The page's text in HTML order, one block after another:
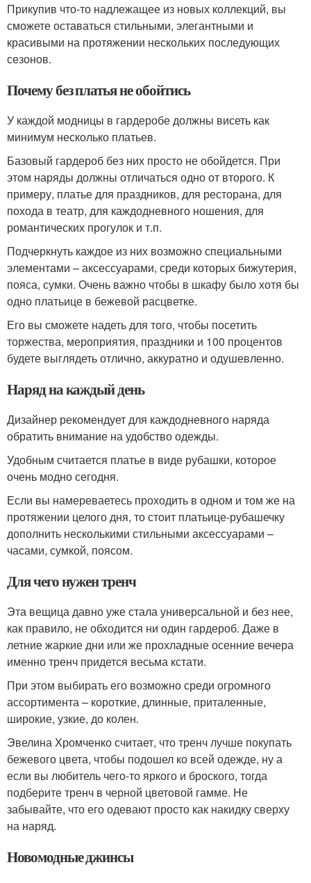
Прикупив что-то надлежащее из новых коллекций, вы
сможете оставаться стильными, элегантными и
красивыми на протяжении нескольких последующих
сезонов.
Почему без платья не обойтись
У каждой модницы в гардеробе должны висеть как
минимум несколько платьев.
Базовый гардероб без них просто не обойдется. При
этом наряды должны отличаться одно от второго. К
примеру, платье для праздников, для ресторана, для
похода в театр, для каждодневного ношения, для
романтических прогулок и т.п.
Подчеркнуть каждое из них возможно специальными
элементами – аксессуарами, среди которых бижутерия,
пояса, сумки. Очень важно чтобы в шкафу было хотя бы
одно платьице в бежевой расцветке.
Его вы сможете надеть для того, чтобы посетить
торжества, мероприятия, праздники и 100 процентов
будете выглядеть отлично, аккуратно и одушевленно.
Наряд на каждый день
Дизайнер рекомендует для каждодневного наряда
обратить внимание на удобство одежды.
Удобным считается платье в виде рубашки, которое
очень модно сегодня.
Если вы намереваетесь проходить в одном и том же на
протяжении целого дня, то стоит платьице-рубашечку
дополнить несколькими стильными аксессуарами –
часами, сумкой, поясом.
Для чего нужен тренч
Эта вещица давно уже стала универсальной и без нее,
как правило, не обходится ни один гардероб. Даже в
летние жаркие дни или же прохладные осенние вечера
именно тренч придется весьма кстати.
При этом выбирать его возможно среди огромного
ассортимента – короткие, длинные, приталенные,
широкие, узкие, до колен.
Эвелина Хромченко считает, что тренч лучше покупать
бежевого цвета, чтобы подошел ко всей одежде, ну а
если вы любитель чего-то яркого и броского, тогда
подберите тренч в черной цветовой гамме. Не
забывайте, что его одевают просто как накидку сверху
на наряд.
Новомодные джинсы